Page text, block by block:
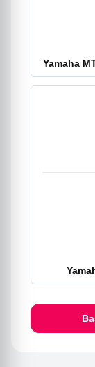
Yamaha